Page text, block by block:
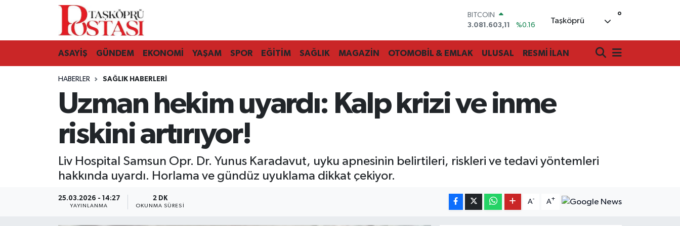
3.081.603,11
DOLAR
47,6704
%0
EURO
GRAM ALTIN
6500.87
%0.12
BİST100
Taşköprü °
ASAYİŞ GÜNDEM EKONOMİ YAŞAM SPOR EĞİTİM SAĞLIK MAGAZİN OTOMOBİL & EMLAK ULUSAL RESMİ İLAN
HABERLER SAĞLIK HABERLERI
Uzman hekim uyardı: Kalp krizi ve inme
riskini artırıyor!
Liv Hospital Samsun Opr. Dr. Yunus Karadavut, uyku apnesinin belirtileri, riskleri ve tedavi yöntemleri
hakkında uyardı. Horlama ve gündüz uyuklama dikkat çekiyor.
25.03.2026 - 14:27
YAYINLANMA
2 DK
OKUNMA SÜRESI
A- A+
Kastamonu Vefat Edenler
Araç Haberleri
Azdavay Haberleri
Bozkurt Haberleri